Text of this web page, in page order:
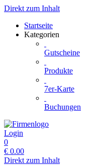
Direkt zum Inhalt
Startseite
Kategorien
Gutscheine
Produkte
7er-Karte
Buchungen
Login
0
€ 0.00
Direkt zum Inhalt